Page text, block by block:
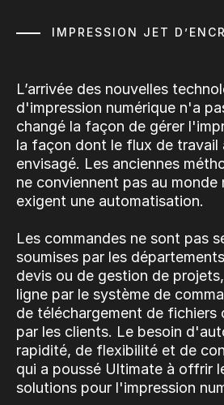
IMPRESSION JET
L’arrivée des nouvelles
d'impression numérique n'a
changé la façon de gérer
la façon dont le flux de travail
envisagé. Les anciennes
ne conviennent pas au monde
exigent une automatisation.
Les commandes ne sont pas
soumises par les
devis ou de gestion de
ligne par le système de
de téléchargement de fichiers
par les clients. Le besoin
rapidité, de flexibilité et de
qui a poussé Ultimate à offrir
solutions pour l'impression